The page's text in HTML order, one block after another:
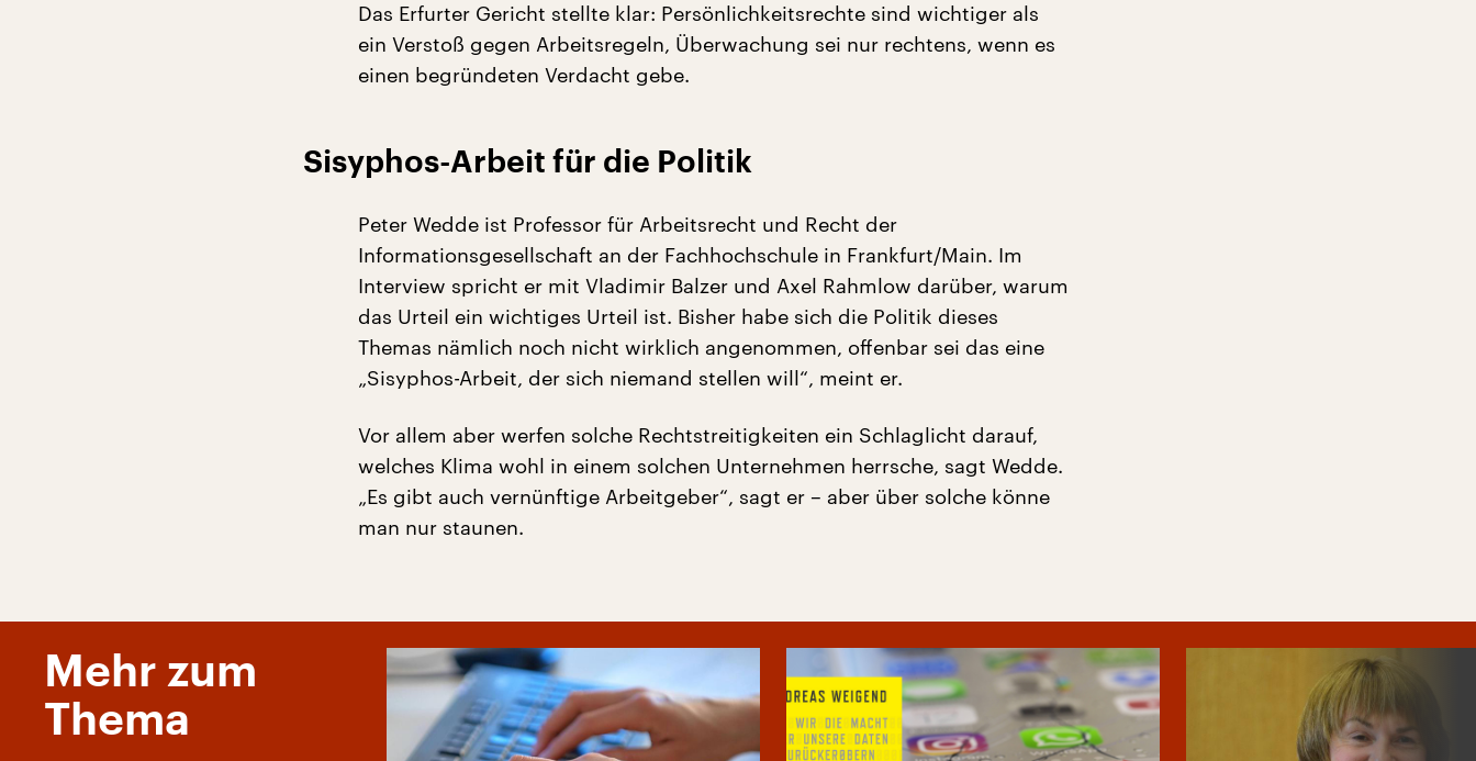
Das Erfurter Gericht stellte klar: Persönlichkeitsrechte sind wichtiger als
ein Verstoß gegen Arbeitsregeln, Überwachung sei nur rechtens, wenn es
einen begründeten Verdacht gebe.
Sisyphos-Arbeit für die Politik
Peter Wedde ist Professor für Arbeitsrecht und Recht der
Informationsgesellschaft an der Fachhochschule in Frankfurt/Main. Im
Interview spricht er mit Vladimir Balzer und Axel Rahmlow darüber, warum
das Urteil ein wichtiges Urteil ist. Bisher habe sich die Politik dieses
Themas nämlich noch nicht wirklich angenommen, offenbar sei das eine
„Sisyphos-Arbeit, der sich niemand stellen will“, meint er.
Vor allem aber werfen solche Rechtstreitigkeiten ein Schlaglicht darauf,
welches Klima wohl in einem solchen Unternehmen herrsche, sagt Wedde.
„Es gibt auch vernünftige Arbeitgeber“, sagt er – aber über solche könne
man nur staunen.
Mehr zum
Thema